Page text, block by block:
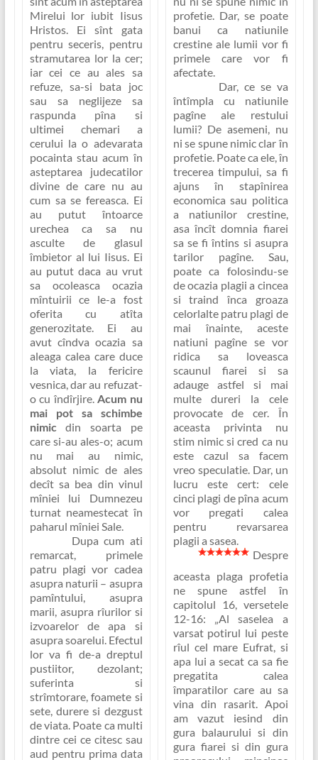
Mirelui lor iubit Iisus
Hristos. Ei sînt gata
pentru seceris, pentru
stramutarea lor la cer;
iar cei ce au ales sa
refuze, sa-si bata joc
sau sa neglijeze sa
raspunda pîna si
ultimei chemari a
cerului la o adevarata
pocainta stau acum în
asteptarea judecatilor
divine de care nu au
cum sa se fereasca. Ei
au putut întoarce
urechea ca sa nu
asculte de glasul
îmbietor al lui Iisus. Ei
au putut daca au vrut
sa ocoleasca ocazia
mîntuirii ce le-a fost
oferita cu atîta
generozitate. Ei au
avut cîndva ocazia sa
aleaga calea care duce
la viata, la fericire
vesnica,dar au refuzat-
ocu îndîrjire.Acum nu
mai pot sa schimbe
nimicdin soarta pe
care si-au ales-o; acum
nu mai au nimic,
absolut nimic de ales
decît sa bea din vinul
mîniei lui Dumnezeu
turnat neamestecat în
paharul mîniei Sale.
Dupa cum ati
remarcat,primele
patru plagi vor cadea
asupra naturii – asupra
pamîntului, asupra
marii, asupra rîurilor si
izvoarelor de apa si
asupra soarelui. Efectul
lor va fi de-a dreptul
pustiitor, dezolant;
suferinta si
strîmtorare, foamete si
sete, durere si dezgust
de viata. Poate ca multi
dintre cei ce citesc sau
aud pentru prima data
profetie. Dar, se poate
banui ca natiunile
crestine ale lumii vor fi
primele care vor fi
afectate.
Dar, ce se va
întîmpla cu natiunile
pagîne ale restului
lumii? De asemeni, nu
ni se spune nimic clar în
profetie. Poate ca ele, în
trecerea timpului, sa fi
ajuns în stapînirea
economica sau politica
a natiunilor crestine,
asa încît domnia fiarei
sa se fi întins si asupra
tarilor pagîne. Sau,
poate ca folosindu-se
de ocazia plagii a cincea
si traind înca groaza
celorlalte patru plagi de
mai înainte, aceste
natiuni pagîne se vor
ridica sa loveasca
scaunul fiarei si sa
adauge astfel si mai
multe dureri la cele
provocate de cer. În
aceasta privinta nu
stim nimic si cred ca nu
este cazul sa facem
vreo speculatie. Dar, un
lucru este cert: cele
cinci plagi de pîna acum
vor pregati calea
pentru revarsarea
plagii a sasea.
Despre
aceasta plaga profetia
ne spune astfel în
capitolul 16, versetele
12-16: „Al saselea a
varsat potirul lui peste
rîul cel mare Eufrat, si
apa lui a secat ca sa fie
pregatita calea
împaratilor care au sa
vina din rasarit. Apoi
am vazut iesind din
gura balaurului si din
gura fiarei si din gura